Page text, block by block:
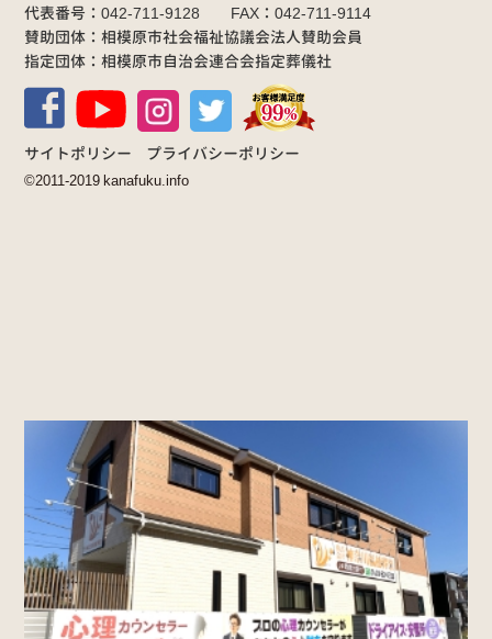
代表番号：042-711-9128 FAX：042-711-9114
賛助団体：相模原市社会福祉協議会法人賛助会員
指定団体：相模原市自治会連合会指定葬儀社
サイトポリシー プライバシーポリシー
©2011-2019 kanafuku.info